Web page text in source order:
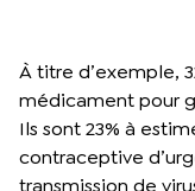
À titre d’exemple,
médicament pour
Ils sont 23% à
contraceptive
transmission de